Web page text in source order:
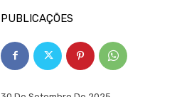
PUBLICAÇÕES